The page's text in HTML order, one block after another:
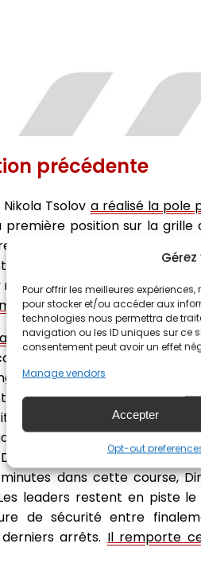
Pour offrir les meilleures
pour stocker et/ou accéder aux
technologies nous permettra de
navigation ou les ID uniques sur ce
consentement peut avoir un effet
Manage vendors
Accepter
Opt-out
précédente
Tsolov a réalisé la pole
première position sur la
la tête au premier
Tukka Taponen malgré
mène d'une main de maître et
Bilinski et Mari Boya.
le meilleur temps des
sprint, Kush Maini
et Gabriele Mini. Kush
le large avant
Lors de la course
Leonardo Fornaroli se
qui percute le rail
dans cette course,
leaders restent en piste
de sécurité entre
arrêts. Il remporte